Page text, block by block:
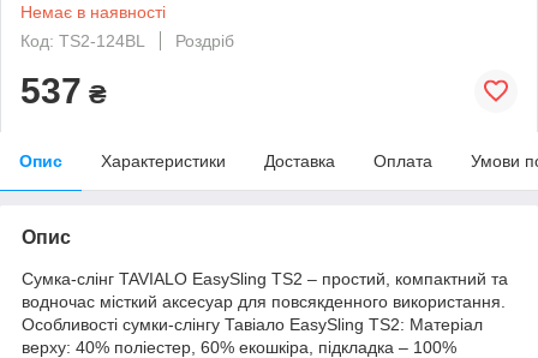
Немає в наявності
Код: TS2-124BL
Роздріб
537 ₴
Опис Характеристики Доставка Оплата Умови
Опис
Сумка-слінг TAVIALO EasySling TS2 – простий, компактний та
водночас місткий аксесуар для повсякденного використання.
Особливості сумки-слінгу Тавіало EasySling TS2: Матеріал
верху: 40% поліестер, 60% екошкіра, підкладка – 100%